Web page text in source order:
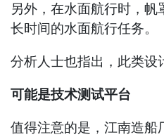
另外，在水面航行时，
长时间的水面航行任务。
分析人士也指出，此类设
可能是技术测试平台
值得注意的是，江南造船